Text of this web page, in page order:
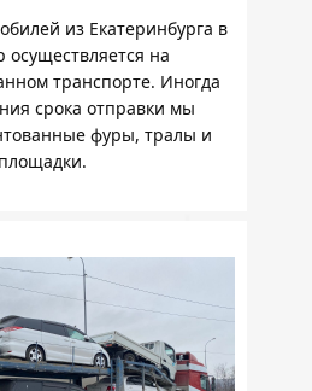
из Екатеринбурга в
осуществляется на
транспорте. Иногда
срока отправки мы
фуры, тралы и
площадки.